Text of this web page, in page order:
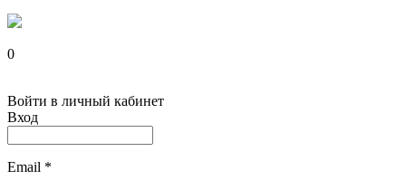
0
Войти в личный кабинет
Вход
Email *